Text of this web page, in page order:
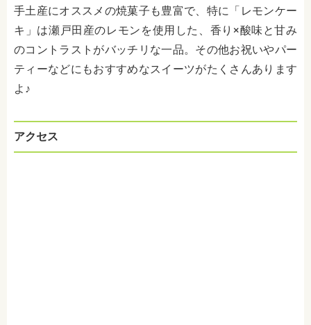
手土産にオススメの焼菓子も豊富で、特に「レモンケー
キ」は瀬戸田産のレモンを使用した、香り×酸味と甘み
のコントラストがバッチリな一品。その他お祝いやパー
ティーなどにもおすすめなスイーツがたくさんあります
よ♪
アクセス